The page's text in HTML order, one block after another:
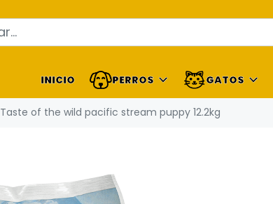
INICIO PERROS GATOS
Taste of the wild pacific stream puppy 12.2kg